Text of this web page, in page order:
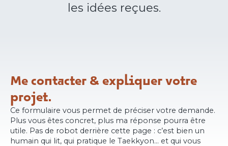
les idées reçues.
Me contacter &expliquer votre
projet.
Ce formulaire vous permet de préciser votre demande.
Plus vous êtes concret, plus ma réponse pourra être
utile. Pas de robot derrière cette page : c’est bien un
humain qui lit, qui pratique le Taekkyon… et qui vous